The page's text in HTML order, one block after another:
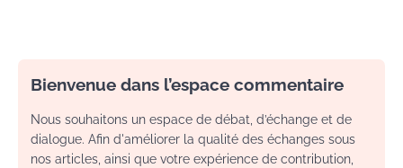
Bienvenue dans l’espace commentaire
Nous souhaitons un espace de débat, d’échange et de
dialogue. Afin d'améliorer la qualité des échanges sous
nos articles, ainsi que votre expérience de contribution,